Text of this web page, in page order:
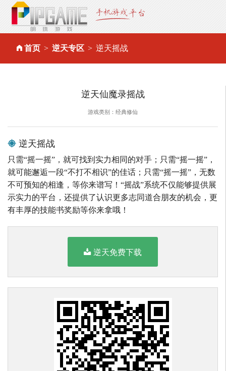
首页 逆天专区 逆天摇战
逆天仙魔录摇战
游戏类别：经典修仙
逆天摇战
只需“摇一摇”，就可找到实力相同的对手；只需“摇一摇”，
就可能邂逅一段“不打不相识”的佳话；只需“摇一摇”，无数
不可预知的相逢，等你来谱写！“摇战”系统不仅能够提供展
示实力的平台，还提供了认识更多志同道合朋友的机会，更
有丰厚的技能书奖励等你来拿哦！
逆天免费下载